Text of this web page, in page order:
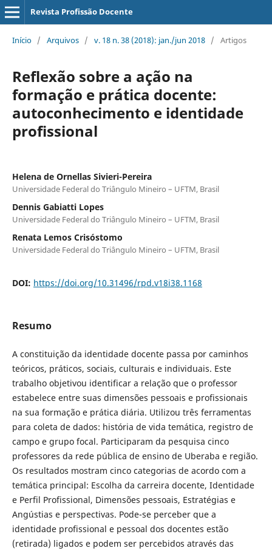
Revista Profissão Docente
Início / Arquivos / v. 18 n. 38 (2018): jan./jun 2018 / Artigos
Reflexão sobre a ação na
formação e prática docente:
autoconhecimento e identidade
profissional
Helena de Ornellas Sivieri-Pereira
Universidade Federal do Triângulo Mineiro – UFTM, Brasil
Dennis Gabiatti Lopes
Universidade Federal do Triângulo Mineiro – UFTM, Brasil
Renata Lemos Crisóstomo
Universidade Federal do Triângulo Mineiro – UFTM, Brasil
DOI: https://doi.org/10.31496/rpd.v18i38.1168
Resumo
A constituição da identidade docente passa por caminhos
teóricos, práticos, sociais, culturais e individuais. Este
trabalho objetivou identificar a relação que o professor
estabelece entre suas dimensões pessoais e profissionais
na sua formação e prática diária. Utilizou três ferramentas
para coleta de dados: história de vida temática, registro de
campo e grupo focal. Participaram da pesquisa cinco
professores da rede pública de ensino de Uberaba e região.
Os resultados mostram cinco categorias de acordo com a
temática principal: Escolha da carreira docente, Identidade
e Perfil Profissional, Dimensões pessoais, Estratégias e
Angústias e perspectivas. Pode-se perceber que a
identidade profissional e pessoal dos docentes estão
(retirada) ligados e podem ser percebidos através das